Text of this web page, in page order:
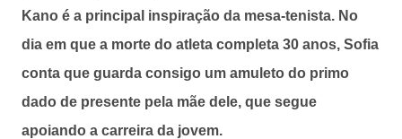
Kano é a principal inspiração da mesa-tenista. No
dia em que a morte do atleta completa 30 anos, Sofia
conta que guarda consigo um amuleto do primo
dado de presente pela mãe dele, que segue
apoiando a carreira da jovem.